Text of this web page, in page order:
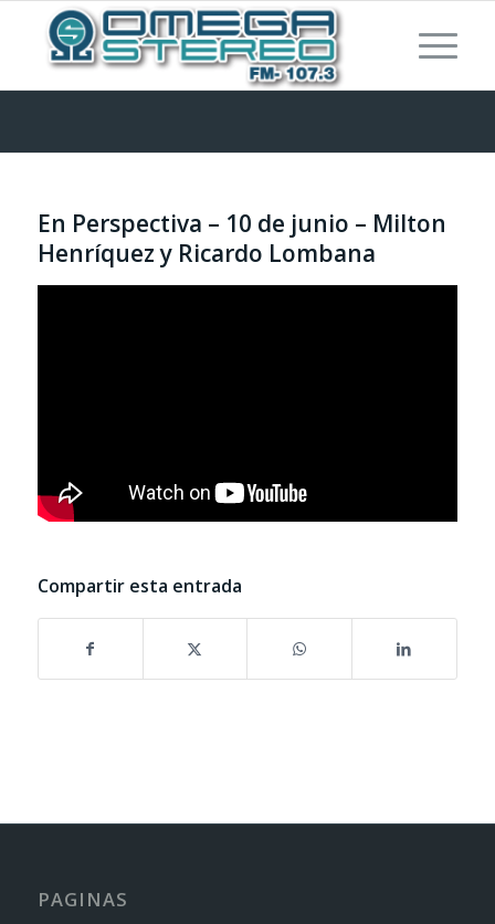
En Perspectiva – 10 de junio – Milton
Henríquez y Ricardo Lombana
Compartir esta entrada
PAGINAS